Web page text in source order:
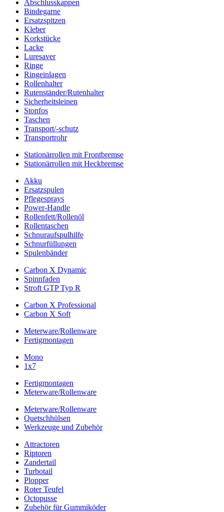
Abschlusskappen
Bindegarne
Ersatzspitzen
Kleber
Korkstücke
Lacke
Luresaver
Ringe
Ringeinlagen
Rollenhalter
Rutenständer/Rutenhalter
Sicherheitsleinen
Stonfos
Taschen
Transport/-schutz
Transportrohr
Stationärrollen mit Frontbremse
Stationärrollen mit Heckbremse
Akku
Ersatzspulen
Pflegesprays
Power-Handle
Rollenfett/Rollenöl
Rollentaschen
Schnuraufspulhilfe
Schnurfüllungen
Spulenbänder
Carbon X Dynamic
Spinnfaden
Stroft GTP Typ R
Carbon X Professional
Carbon X Soft
Meterware/Rollenware
Fertigmontagen
Mono
1x7
Fertigmontagen
Meterware/Rollenware
Meterware/Rollenware
Quetschhülsen
Werkzeuge und Zubehör
Attractoren
Riptoren
Zandertail
Turbotail
Plopper
Roter Teufel
Octopusse
Zubehör für Gummiköder